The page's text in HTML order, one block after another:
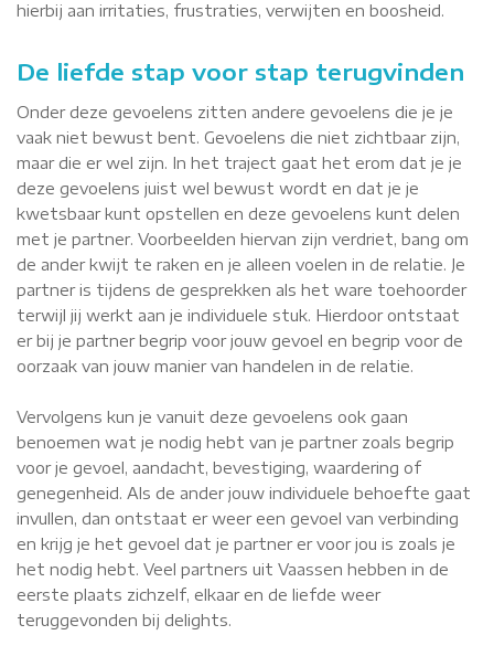
hierbij aan irritaties, frustraties, verwijten en boosheid.
De liefde stap voor stap terugvinden
Onder deze gevoelens zitten andere gevoelens die je je
vaak niet bewust bent. Gevoelens die niet zichtbaar zijn,
maar die er wel zijn. In het traject gaat het erom dat je je
deze gevoelens juist wel bewust wordt en dat je je
kwetsbaar kunt opstellen en deze gevoelens kunt delen
met je partner. Voorbeelden hiervan zijn verdriet, bang om
de ander kwijt te raken en je alleen voelen in de relatie. Je
partner is tijdens de gesprekken als het ware toehoorder
terwijl jij werkt aan je individuele stuk. Hierdoor ontstaat
er bij je partner begrip voor jouw gevoel en begrip voor de
oorzaak van jouw manier van handelen in de relatie.
Vervolgens kun je vanuit deze gevoelens ook gaan
benoemen wat je nodig hebt van je partner zoals begrip
voor je gevoel, aandacht, bevestiging, waardering of
genegenheid. Als de ander jouw individuele behoefte gaat
invullen, dan ontstaat er weer een gevoel van verbinding
en krijg je het gevoel dat je partner er voor jou is zoals je
het nodig hebt. Veel partners uit Vaassen hebben in de
eerste plaats zichzelf, elkaar en de liefde weer
teruggevonden bij delights.